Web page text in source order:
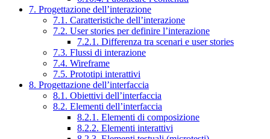
7. Progettazione dell’interazione
7.1. Caratteristiche dell’interazione
7.2. User stories per definire l’interazione
7.2.1. Differenza tra scenari e user stories
7.3. Flussi di interazione
7.4. Wireframe
7.5. Prototipi interattivi
8. Progettazione dell’interfaccia
8.1. Obiettivi dell’interfaccia
8.2. Elementi dell’interfaccia
8.2.1. Elementi di composizione
8.2.2. Elementi interattivi